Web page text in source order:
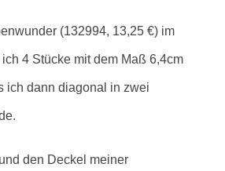
(132994, 13,25 €) im
ich 4 Stücke mit dem Maß 6,4cm
ich dann diagonal in zwei
den Deckel meiner